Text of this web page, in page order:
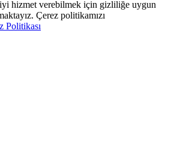
hizmet verebilmek için gizliliğe uygun
Çerez politikamızı
Politikası